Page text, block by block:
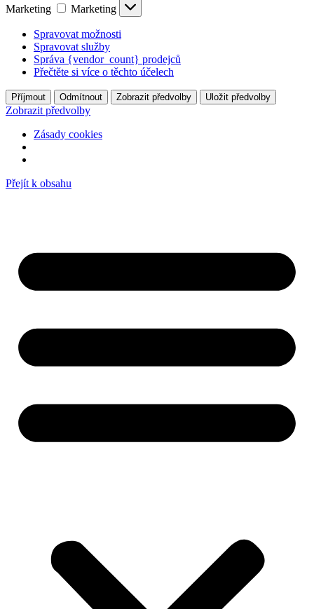
Marketing
Marketing
Spravovat možnosti
Spravovat služby
Správa {vendor_count} prodejců
Přečtěte si více o těchto účelech
Příjmout Odmítnout Zobrazit předvolby Uložit předvolby
Zobrazit předvolby
Zásady cookies
Přejít k obsahu